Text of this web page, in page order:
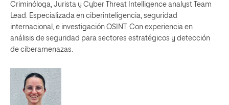
Criminóloga, Jurista y Cyber Threat Intelligence analyst Team
Lead. Especializada en ciberinteligencia, seguridad
internacional, e investigación OSINT. Con experiencia en
análisis de seguridad para sectores estratégicos y detección
de ciberamenazas.